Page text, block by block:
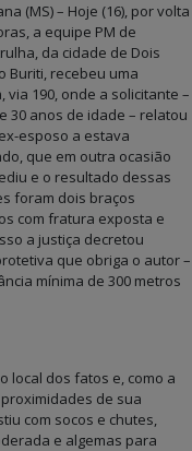
(MS) – Hoje (16), por volta
a equipe PM de
da cidade de Dois
Buriti, recebeu uma
via 190, onde a solicitante –
30 anos de idade – relatou
esposo a estava
que em outra ocasião
e o resultado dessas
foram dois braços
com fratura exposta e
a justiça decretou
que obriga o autor –
mínima de 300 metros
local dos fatos e, como a
de sua
com socos e chutes,
e algemas para